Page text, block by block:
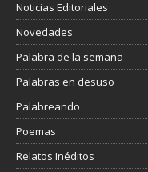
Noticias Editoriales
Novedades
Palabra de la semana
Palabras en desuso
Palabreando
Poemas
Relatos Inéditos